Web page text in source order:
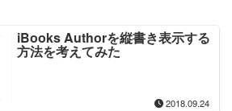
iBooks Authorを縦書き表示する
方法を考えてみた
2018.09.24